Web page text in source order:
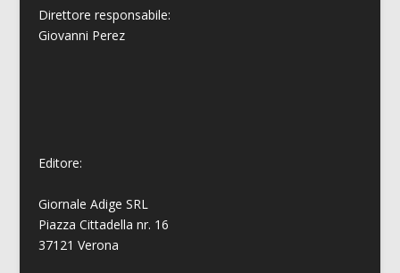
Direttore responsabile:
Giovanni Perez
Editore:
Giornale Adige SRL
Piazza Cittadella nr. 16
37121 Verona